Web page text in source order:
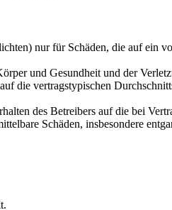
nur für Schäden, die auf ein
und Gesundheit und der
die vertragstypischen
des Betreibers auf die bei
Schäden, insbesondere